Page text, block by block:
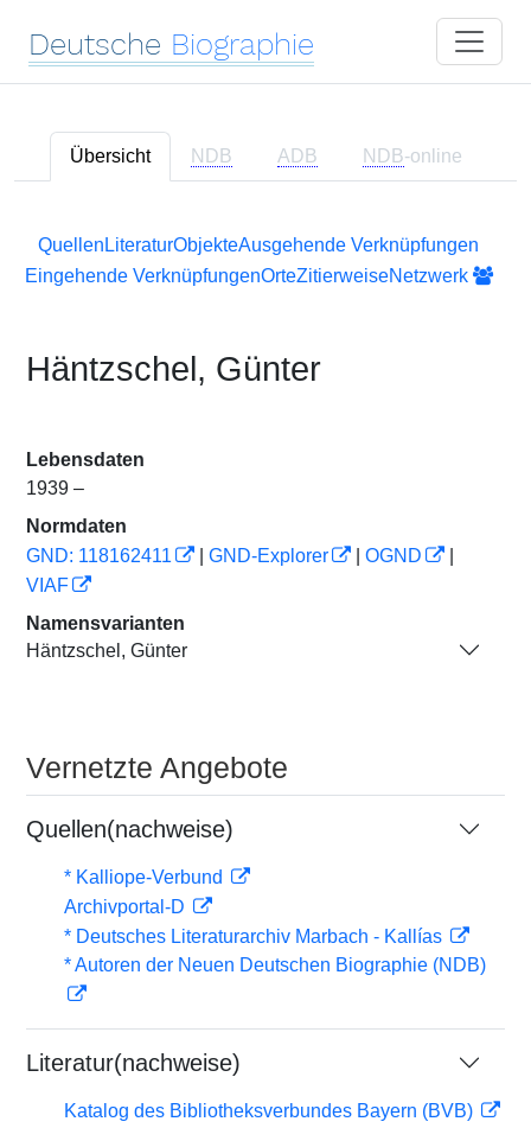
Deutsche Biographie
Übersicht NDB ADB NDB-online
Quellen LiteraturObjekteAusgehende Verknüpfungen
Eingehende VerknüpfungenOrteZitierweiseNetzwerk
Häntzschel, Günter
Lebensdaten
1939 –
Normdaten
GND: 118162411
GND-Explorer OGND
VIAF
Namensvarianten
Häntzschel, Günter
Vernetzte Angebote
Quellen(nachweise)
* Kalliope-Verbund
Archivportal-D
* Deutsches Literaturarchiv Marbach - Kallías
* Autoren der Neuen Deutschen Biographie (NDB)
Literatur(nachweise)
Katalog des Bibliotheksverbundes Bayern (BVB)